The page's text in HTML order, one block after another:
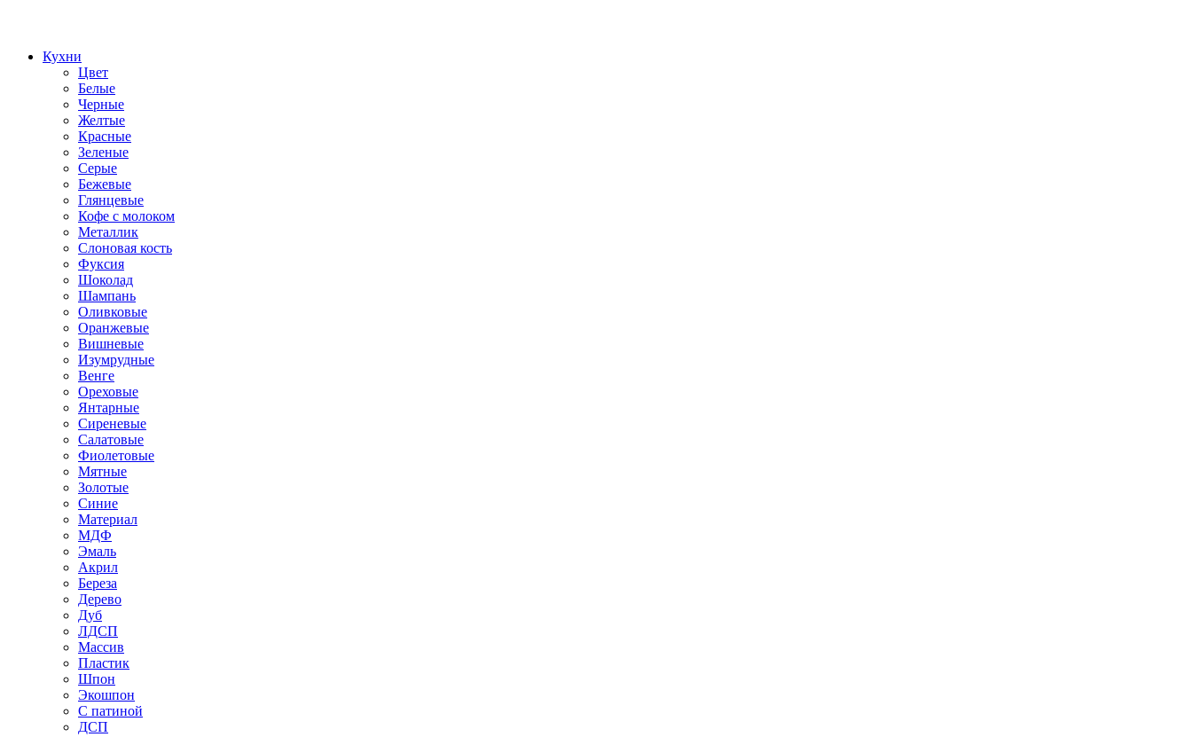
Кухни
Цвет
Белые
Черные
Желтые
Красные
Зеленые
Серые
Бежевые
Глянцевые
Кофе с молоком
Металлик
Слоновая кость
Фуксия
Шоколад
Шампань
Оливковые
Оранжевые
Вишневые
Изумрудные
Венге
Ореховые
Янтарные
Сиреневые
Салатовые
Фиолетовые
Мятные
Золотые
Синие
Материал
МДФ
Эмаль
Акрил
Береза
Дерево
Дуб
ЛДСП
Массив
Пластик
Шпон
Экошпон
С патиной
ДСП